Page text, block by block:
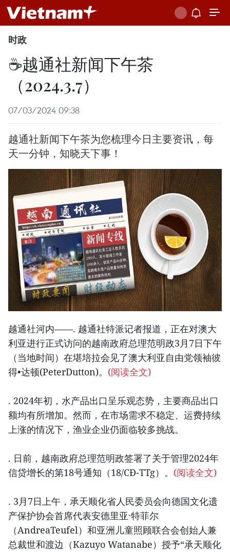
时政
☕️越通社新闻下午茶
（2024.3.7）
07/03/2024 09:38
越通社新闻下午茶为您梳理今日主要资讯，每
天一分钟，知晓天下事！
越通社河内——. 越通社特派记者报道，正在对澳大
利亚进行正式访问的越南政府总理范明政3月7日下午
（当地时间）在堪培拉会见了澳大利亚自由党领袖彼
得•达顿(PeterDutton)。 (阅读全文)
. 2024年初，水产品出口呈乐观态势，主要商品出口
额均有所增加。然而，在市场需求不稳定、运费持续
上涨的情况下，渔业企业仍面临较多挑战。
. 日前，越南政府总理范明政签署了关于管理2024年
信贷增长的第18号通知（18/CĐ-TTg）。 (阅读全文)
. 3月7日上午，承天顺化省人民委员会向德国文化遗
产保护协会首席代表安德里亚·特菲尔
（AndreaTeufel）和亚洲儿童照顾联合会创始人兼
总裁世和渡边（Kazuyo Watanabe）授予“承天顺化